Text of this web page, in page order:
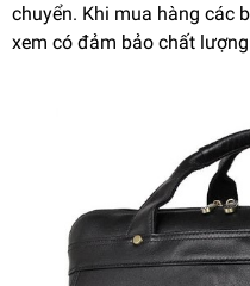
chuyển. Khi mua hàng các
xem có đảm bảo chất